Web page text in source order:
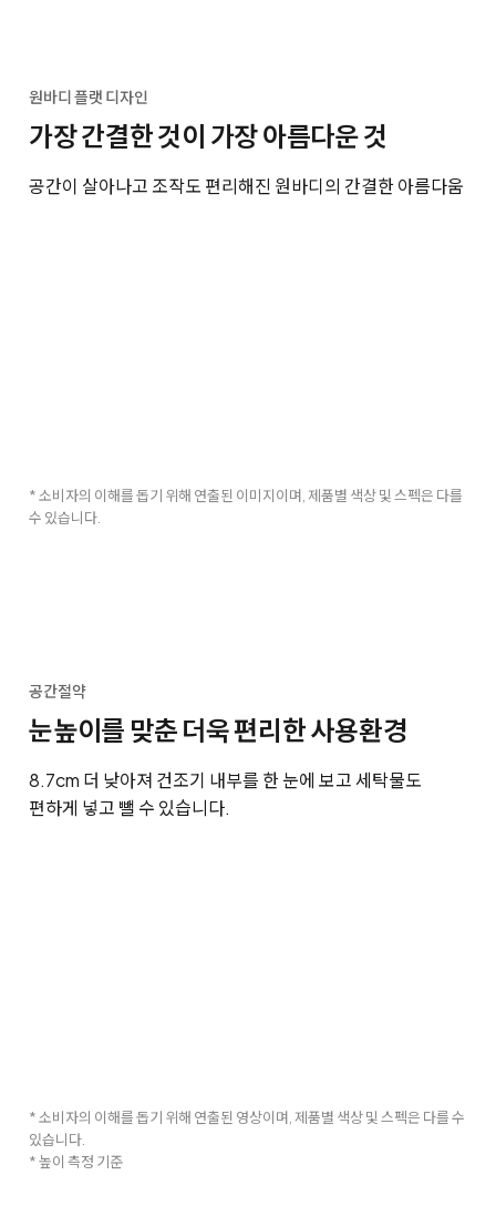
원바디 플랫 디자인
가장 간결한 것이 가장 아름다운 것
공간이 살아나고 조작도 편리해진 원바디의 간결한 아름다움
* 소비자의 이해를 돕기 위해 연출된 이미지이며, 제품별 색상 및 스펙은 다를
수 있습니다.
공간절약
눈높이를 맞춘 더욱 편리한 사용환경
8.7cm 더 낮아져 건조기 내부를 한 눈에 보고 세탁물도
편하게 넣고 뺄 수 있습니다.
* 소비자의 이해를 돕기 위해 연출된 영상이며, 제품별 색상 및 스펙은 다를 수
있습니다.
* 높이 측정 기준